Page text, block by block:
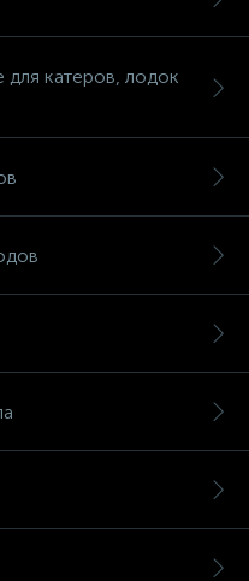
катеров, лодок